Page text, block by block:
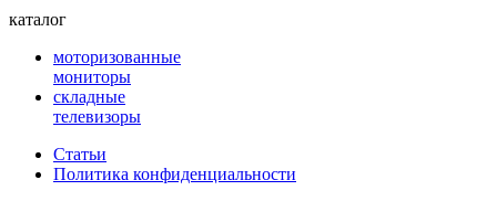
каталог
моторизованные
мониторы
складные
телевизоры
Статьи
Политика конфиденциальности